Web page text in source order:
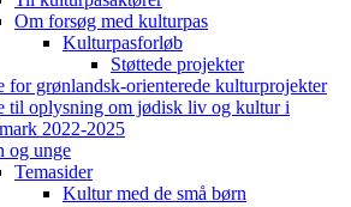
Om forsøg med kulturpas
Kulturpasforløb
Støttede projekter
for grønlandsk-orienterede kulturprojekter
til oplysning om jødisk liv og kultur i
2022-2025
og unge
Temasider
Kultur med de små børn